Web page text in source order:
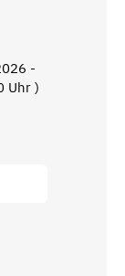
-
Uhr )